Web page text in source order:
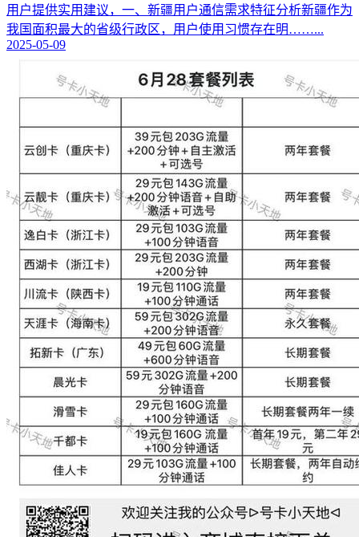
用户提供实用建议，一、新疆用户通信需求特征分析新疆作为
我国面积最大的省级行政区，用户使用习惯存在明……...
2025-05-09